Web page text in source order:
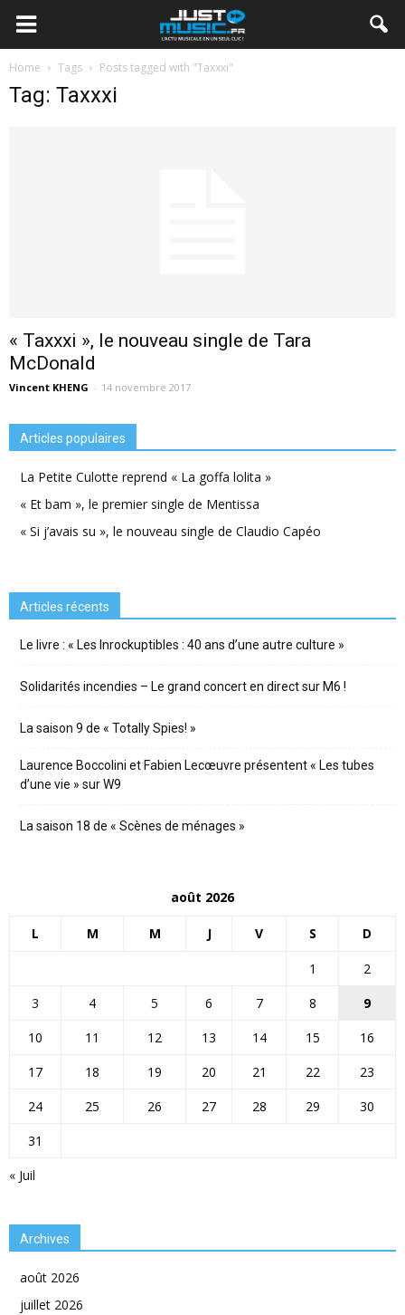
Home Tags Posts tagged with "Taxxxi"
Tag: Taxxxi
« Taxxxi », le nouveau single de Tara
McDonald
Vincent KHENG - 14 novembre 2017
Articles populaires
La Petite Culotte reprend « La goffa lolita »
« Et bam », le premier single de Mentissa
« Si j’avais su », le nouveau single de Claudio Capéo
Articles récents
Le livre : « Les Inrockuptibles : 40 ans d’une autre culture »
Solidarités incendies – Le grand concert en direct sur M6 !
La saison 9 de « Totally Spies! »
Laurence Boccolini et Fabien Lecœuvre présentent « Les tubes
d’une vie » sur W9
La saison 18 de « Scènes de ménages »
août 2026
L M M J V S D
« Juil
1
2
3
4 5 6 7 8
9
10
11 12 13 14 15
16
17
18 19 20 21 22
23
24
25 26 27 28 29
30
31
Archives
août 2026
juillet 2026